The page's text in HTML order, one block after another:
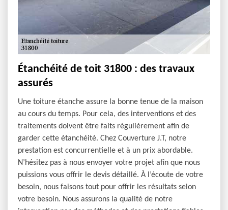
Étanchéité de toit 31800 : des travaux
assurés
Une toiture étanche assure la bonne tenue de la maison
au cours du temps. Pour cela, des interventions et des
traitements doivent être faits régulièrement afin de
garder cette étanchéité. Chez Couverture J.T, notre
prestation est concurrentielle et à un prix abordable.
N’hésitez pas à nous envoyer votre projet afin que nous
puissions vous offrir le devis détaillé. À l’écoute de votre
besoin, nous faisons tout pour offrir les résultats selon
votre besoin. Nous assurons la qualité de notre